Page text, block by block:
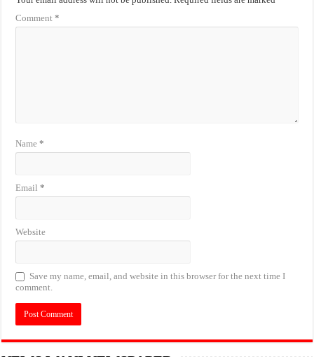
Comment*
Name*
Email*
Website
Save my name, email, and website in this browser for the next time I
comment.